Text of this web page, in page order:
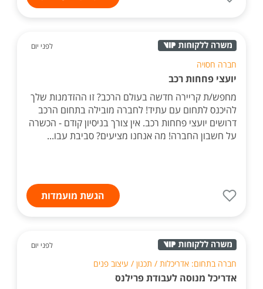
לפני יום
חברה חסויה
יועצי פחחות רכב
מחפש/ת קריירה חדשה בעולם הרכב? זו ההזדמנות שלך
להיכנס לתחום עם עתיד! לחברה מובילה בתחום הרכב
דרושים יועצי פחחות רכב. אין צורך בניסיון קודם - הכשרה
על חשבון החברה! מה אנחנו מציעים? סביבת עבו...
הגשת מועמדות
לפני יום
חברה בתחום: אדריכלות / תכנון / עיצוב פנים
אדריכל מנוסה לעבודת פרילנס